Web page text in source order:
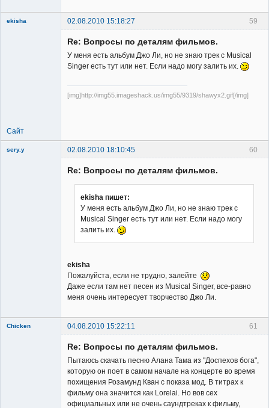
59
ekisha 02.08.2010 15:18:27
Re: Вопросы по деталям фильмов.
У меня есть альбум Джо Ли, но не знаю трек с Musical
Singer есть тут или нет. Если надо могу залить их.
[img]http://img55.imageshack.us/img55/9319/shawyx2.gif[/img]
Сайт
60
sery.y 02.08.2010 18:10:45
Re: Вопросы по деталям фильмов.
ekisha пишет:
У меня есть альбум Джо Ли, но не знаю трек с
Musical Singer есть тут или нет. Если надо могу
залить их.
ekisha
Пожалуйста, если не трудно, залейте
Даже если там нет песен из Musical Singer, все-равно
меня очень интересует творчество Джо Ли.
61
Chicken
04.08.2010 15:22:11
Re: Вопросы по деталям фильмов.
Пытаюсь скачать песню Алана Тама из "Доспехов бога",
которую он поет в самом начале на концерте во время
похищения Розамунд Кван с показа мод. В титрах к
фильму она значится как Lorelai. Но вов сех
официальных или не очень саундтреках к фильму,